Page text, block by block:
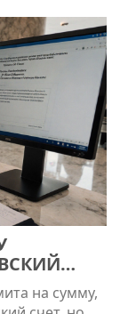
на сумму,